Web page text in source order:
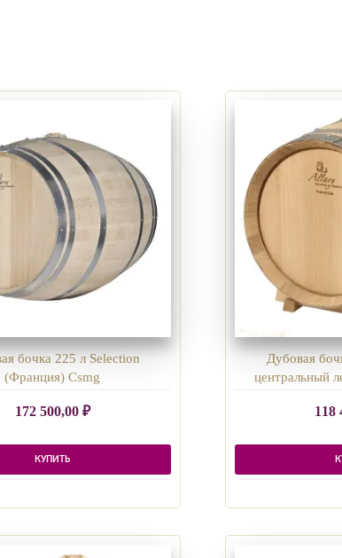
бочка 225 л Selection
(Франция) Csmg
172 500,00 ₽
КУПИТЬ
Дубовая
центральный
118